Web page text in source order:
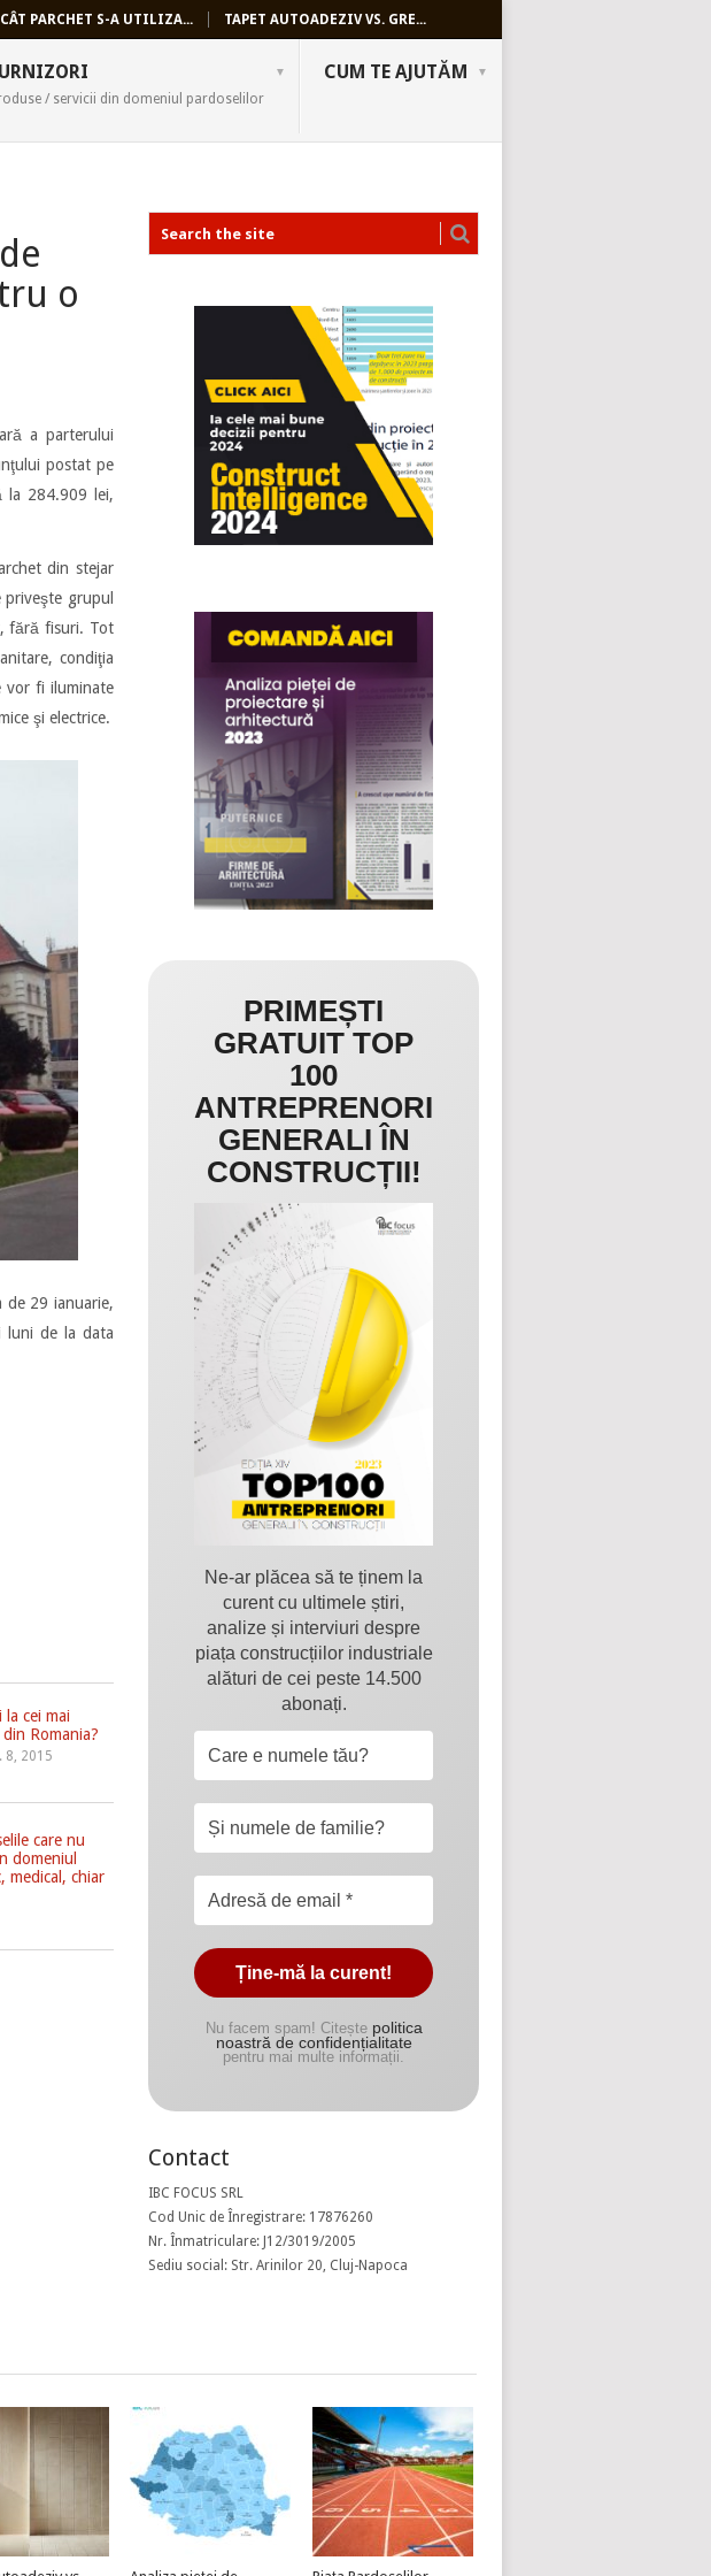
CÂT PARCHET S-A UTILIZA... TAPET AUTOADEZIV VS. GRE...
/ servicii din domeniul pardoselilor
CUM TE AJUTĂM
o
a parterului
postat pe
la 284.909 lei,
din stejar
grupul
fără fisuri. Tot
condiţia
vor fi iluminate
şi electrice.
de 29 ianuarie,
luni de la data
la cei mai
Romania?
8, 2015
care nu
domeniul
medical, chiar
PRIMEȘTI
GRATUIT TOP
100
ANTREPRENORI
GENERALI ÎN
CONSTRUCȚII!
Ne-ar plăcea să te ținem la
curent cu ultimele știri,
analize și interviuri despre
piața construcțiilor industriale
alături de cei peste 14.500
abonați.
Nu facem spam! Citește politica
noastră de confidențialitate
pentru mai multe informații.
Contact
IBC FOCUS SRL
Cod Unic de Înregistrare: 17876260
Nr. Înmatriculare: J12/3019/2005
Sediu social: Str. Arinilor 20, Cluj-Napoca